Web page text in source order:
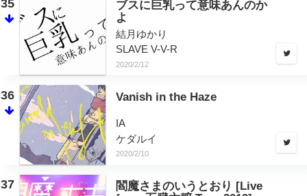
35
ブスに巨乳って意味あんのか
よ
結月ゆかり
SLAVE V-V-R
2020/2/12
36 Vanish in the Haze
IA
ケダルイ
2020/2/10
37
閻魔さまのいうとおり [Live